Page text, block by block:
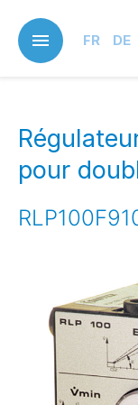
main
content
FR DE
pour